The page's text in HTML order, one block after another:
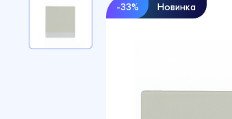
-33% Новинка